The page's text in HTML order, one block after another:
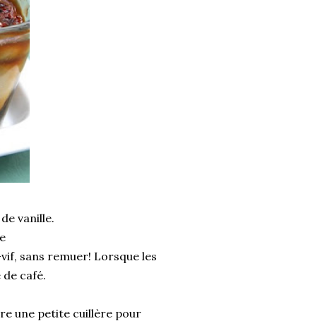
vanille.
sans remuer! Lorsque les
café.
une petite cuillère pour